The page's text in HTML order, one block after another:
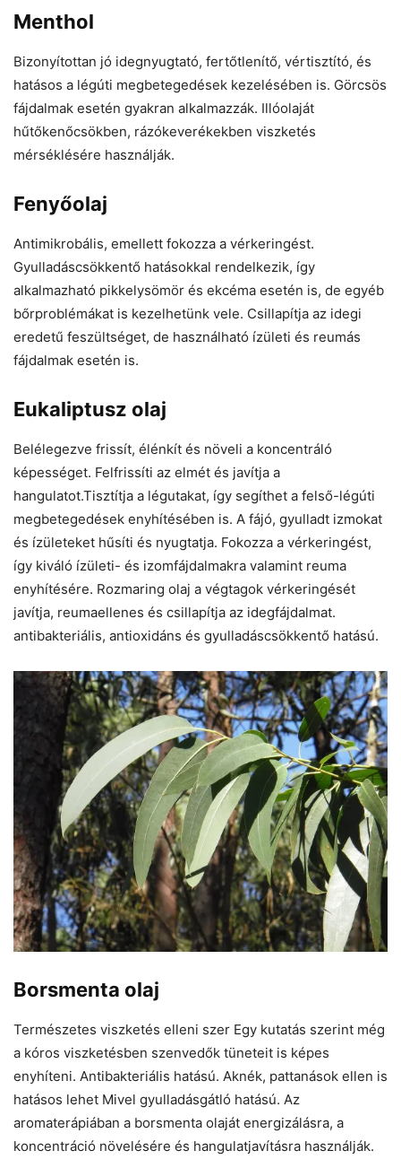
Menthol
Bizonyítottan jó idegnyugtató, fertőtlenítő, vértisztító, és
hatásos a légúti megbetegedések kezelésében is. Görcsös
fájdalmak esetén gyakran alkalmazzák. Illóolaját
hűtőkenőcsökben, rázókeverékekben viszketés
mérséklésére használják.
Fenyőolaj
Antimikrobális, emellett fokozza a vérkeringést.
Gyulladáscsökkentő hatásokkal rendelkezik, így
alkalmazható pikkelysömör és ekcéma esetén is, de egyéb
bőrproblémákat is kezelhetünk vele. Csillapítja az idegi
eredetű feszültséget, de használható ízületi és reumás
fájdalmak esetén is.
Eukaliptusz olaj
Belélegezve frissít, élénkít és növeli a koncentráló
képességet. Felfrissíti az elmét és javítja a
hangulatot.Tisztítja a légutakat, így segíthet a felső-légúti
megbetegedések enyhítésében is. A fájó, gyulladt izmokat
és ízületeket hűsíti és nyugtatja. Fokozza a vérkeringést,
így kiváló ízületi- és izomfájdalmakra valamint reuma
enyhítésére. Rozmaring olaj a végtagok vérkeringését
javítja, reumaellenes és csillapítja az idegfájdalmat.
antibakteriális, antioxidáns és gyulladáscsökkentő hatású.
Borsmenta olaj
Természetes viszketés elleni szer Egy kutatás szerint még
a kóros viszketésben szenvedők tüneteit is képes
enyhíteni. Antibakteriális hatású. Aknék, pattanások ellen is
hatásos lehet Mivel gyulladásgátló hatású. Az
aromaterápiában a borsmenta olaját energizálásra, a
koncentráció növelésére és hangulatjavításra használják.